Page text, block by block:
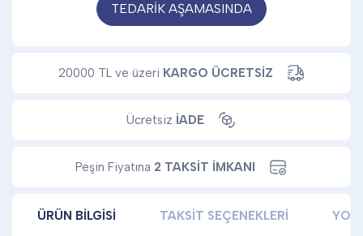
TEDARİK AŞAMASINDA
20000 TL ve üzeri KARGO ÜCRETSİZ
Ücretsiz İADE
Peşin Fiyatına 2 TAKSİT İMKANI
ÜRÜN BILGISI TAKSIT SEÇENEKLERI